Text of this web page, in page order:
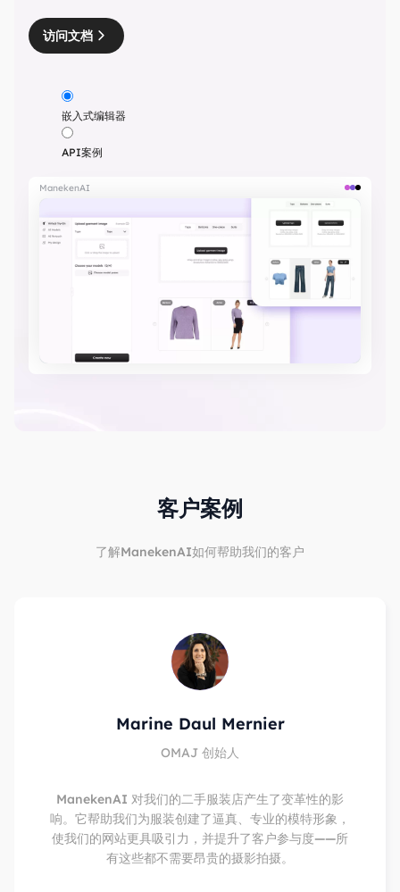
访问文档
嵌入式编辑器
API案例
ManekenAI
客户案例
了解ManekenAI如何帮助我们的客户
Marine Daul Mernier
OMAJ 创始人
ManekenAI 对我们的二手服装店产生了变革性的影
响。它帮助我们为服装创建了逼真、专业的模特形象，
使我们的网站更具吸引力，并提升了客户参与度——所
有这些都不需要昂贵的摄影拍摄。